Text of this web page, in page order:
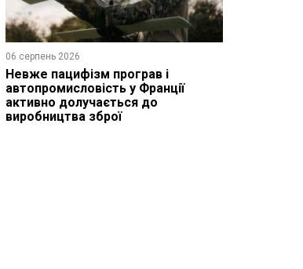
06 серпень 2026
Невже пацифізм програв і
автопромисловість у Франції
активно долучається до
виробництва зброї